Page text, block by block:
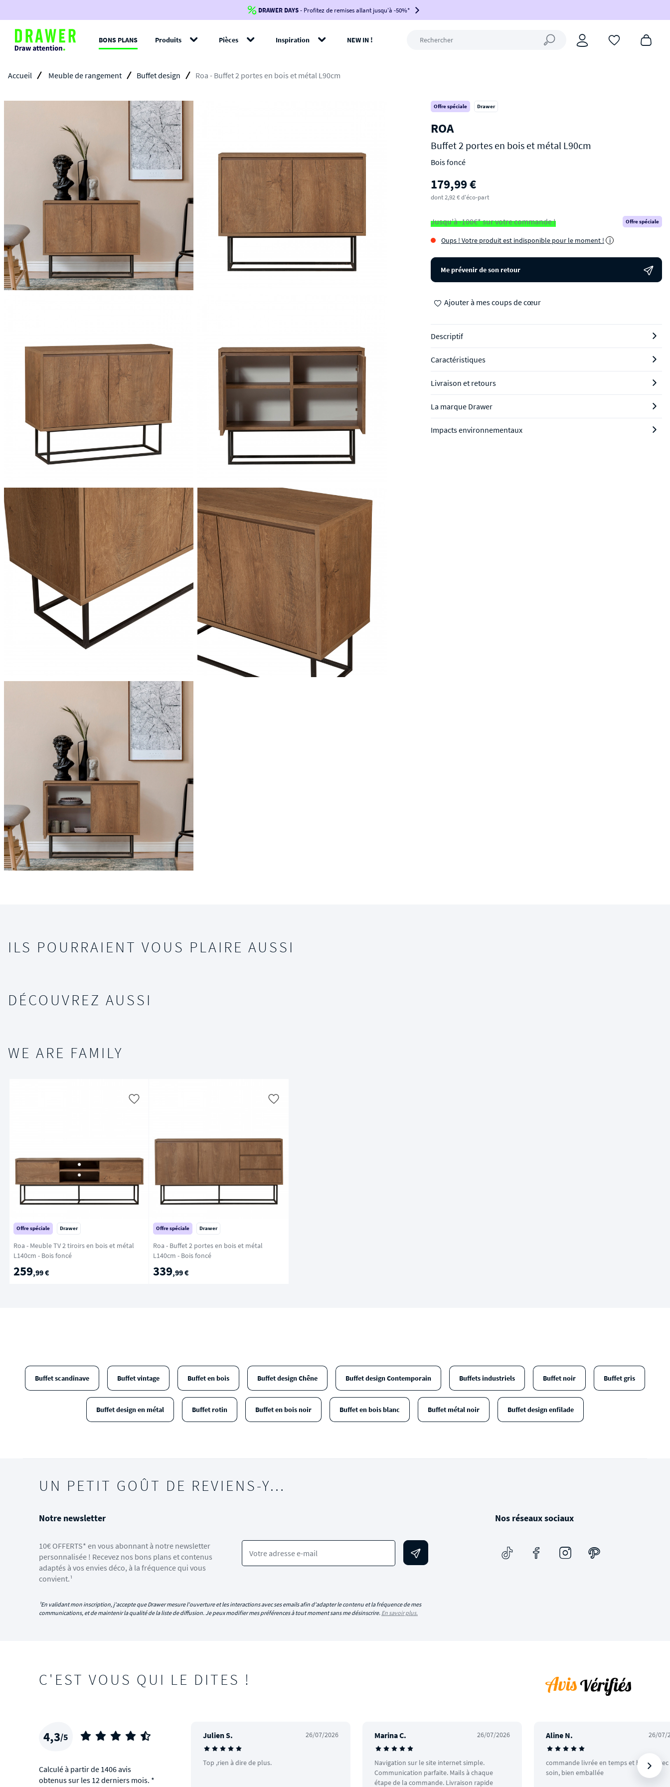
Jusqu'à-100€*sur votre commande !
BIKINI100
-voir conditions en bas de page-
DRAWER DAYS- Profitez de remises allant jusqu'à -50%*
BONS PLANS Produits Pièces Inspiration NEW IN !
Accueil Meuble de rangement Buffet design Roa - Buffet 2 portes en bois et métal L90cm
Offre spéciale Drawer
ROA
Buffet 2 portes en bois et métal L90cm
Bois foncé
179,99 €
dont 2,92 € d'éco-part
Jusqu'à -100€* sur votre commande ! Offre spéciale
Oups ! Votre produit est indisponible pour le moment ! i
Me prévenir de son retour
Ajouter à mes coups de cœur
Descriptif
Caractéristiques
Livraison et retours
La marque Drawer
Impacts environnementaux
ILS POURRAIENT VOUS PLAIRE AUSSI
DÉCOUVREZ AUSSI
WE ARE FAMILY
Offre spéciale Drawer
Roa - Meuble TV 2 tiroirs en bois et métal
L140cm - Bois foncé
259,99 €
Offre spéciale Drawer
Roa - Buffet 2 portes en bois et métal
L140cm - Bois foncé
339,99 €
Buffet scandinave Buffet vintage Buffet en bois Buffet design Chêne Buffet design Contemporain Buffets industriels Buffet noir Buffet gris
Buffet design en métal Buffet rotin Buffet en bois noir Buffet en bois blanc Buffet métal noir Buffet design enfilade
UN PETIT GOÛT DE REVIENS-Y…
Notre newsletter
10€ OFFERTS* en vous abonnant à notre newsletter
personnalisée ! Recevez nos bons plans et contenus
adaptés à vos envies déco, à la fréquence qui vous
convient.¹
Votre adresse e-mail
¹En validant mon inscription, j'accepte que Drawer mesure l'ouverture et les interactions avec ses emails afin d'adapter le contenu et la fréquence de mes
communications, et de maintenir la qualité de la liste de diffusion. Je peux modifier mes préférences à tout moment sans me désinscrire. En savoir plus.
Nos réseaux sociaux
C'EST VOUS QUI LE DITES !
4,3/5
Calculé à partir de 1406 avis
obtenus sur les 12 derniers mois. *
Julien S. 26/07/2026
Top ,rien à dire de plus.
Marina C. 26/07/2026
Navigation sur le site internet simple.
Communication parfaite. Mails à chaque
étape de la commande. Livraison rapide
Aline N. 26/07/
commande livrée en temps et heure avec
soin, bien emballée